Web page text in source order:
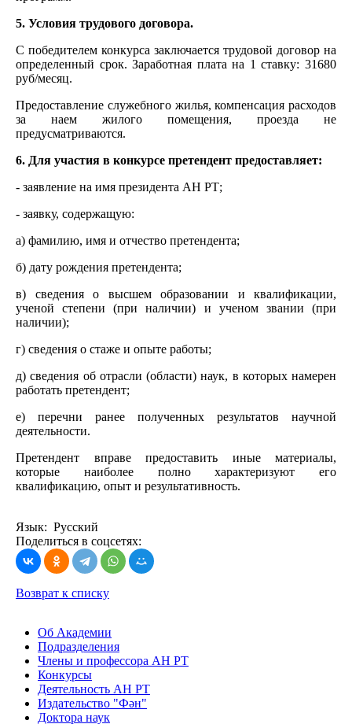
5. Условия трудового договора.
С победителем конкурса заключается трудовой договор на
определенный срок. Заработная плата на 1 ставку: 31680
руб/месяц.
Предоставление служебного жилья, компенсация расходов
за наем жилого помещения, проезда не
предусматриваются.
6. Для участия в конкурсе претендент предоставляет:
- заявление на имя президента АН РТ;
- заявку, содержащую:
а) фамилию, имя и отчество претендента;
б) дату рождения претендента;
в) сведения о высшем образовании и квалификации,
ученой степени (при наличии) и ученом звании (при
наличии);
г) сведения о стаже и опыте работы;
д) сведения об отрасли (области) наук, в которых намерен
работать претендент;
е) перечни ранее полученных результатов научной
деятельности.
Претендент вправе предоставить иные материалы,
которые наиболее полно характеризуют его
квалификацию, опыт и результативность.
Язык: Русский
Поделиться в соцсетях:
Возврат к списку
Об Академии
Подразделения
Члены и профессора АН РТ
Конкурсы
Деятельность АН РТ
Издательство "Фән"
Доктора наук